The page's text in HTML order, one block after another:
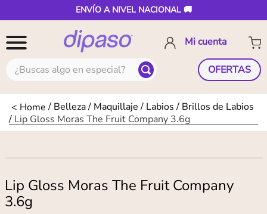
ENVÍO A NIVEL NACIONAL 🚚
¿Buscas algo en especial? OFERTAS
Belleza Maquillaje Labios
Brillos de Labios
Lip Gloss Moras The Fruit Company 3.6g
Lip Gloss Moras The Fruit Company
3.6g